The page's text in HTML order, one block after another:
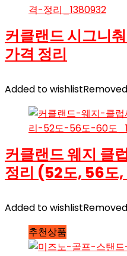
커클랜드 시그니
가격 정리
Added to wishlist
커클랜드 웨지 클
정리 (52도, 56도
Added to wishlist
추천상품